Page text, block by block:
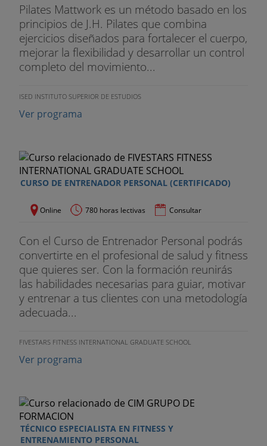
Pilates Mattwork es un método basado en los
principios de J.H. Pilates que combina
ejercicios diseñados para fortalecer el cuerpo,
mejorar la flexibilidad y desarrollar un control
completo del movimiento...
ISED INSTITUTO SUPERIOR DE ESTUDIOS
Ver programa
CURSO DE ENTRENADOR PERSONAL (CERTIFICADO)
Online 780 horas lectivas Consultar
Con el Curso de Entrenador Personal podrás
convertirte en el profesional de salud y fitness
que quieres ser. Con la formación reunirás
las habilidades necesarias para guiar, motivar
y entrenar a tus clientes con una metodología
adecuada...
FIVESTARS FITNESS INTERNATIONAL GRADUATE SCHOOL
Ver programa
TÉCNICO ESPECIALISTA EN FITNESS Y
ENTRENAMIENTO PERSONAL